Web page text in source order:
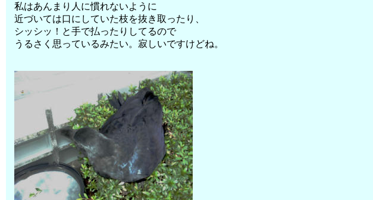
私はあんまり人に慣れないように
近づいては口にしていた枝を抜き取ったり、
シッシッ！と手で払ったりしてるので
うるさく思っているみたい。寂しいですけどね。